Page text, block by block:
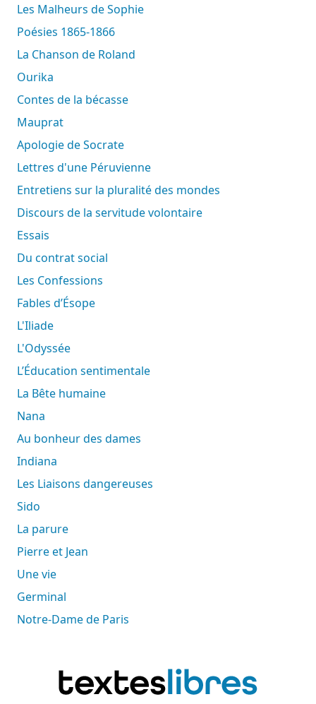
Les Malheurs de Sophie
Poésies 1865-1866
La Chanson de Roland
Ourika
Contes de la bécasse
Mauprat
Apologie de Socrate
Lettres d'une Péruvienne
Entretiens sur la pluralité des mondes
Discours de la servitude volontaire
Essais
Du contrat social
Les Confessions
Fables d’Ésope
L'Iliade
L'Odyssée
L’Éducation sentimentale
La Bête humaine
Nana
Au bonheur des dames
Indiana
Les Liaisons dangereuses
Sido
La parure
Pierre et Jean
Une vie
Germinal
Notre-Dame de Paris